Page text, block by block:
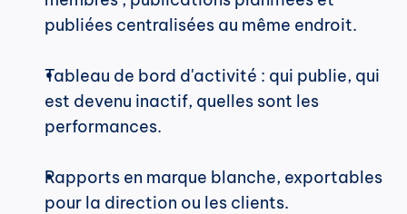
publiées centralisées au même endroit.
Tableau de bord d'activité : qui publie, qui
est devenu inactif, quelles sont les
performances.
Rapports en marque blanche, exportables
pour la direction ou les clients.